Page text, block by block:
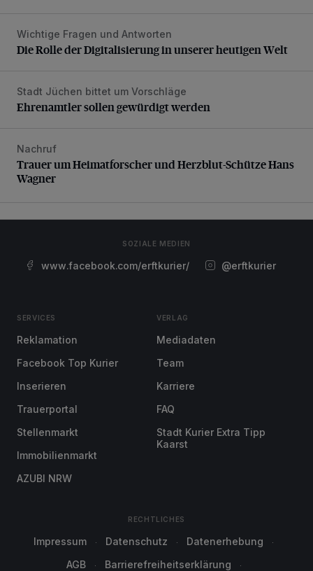
Die Rolle der Digitalisierung in unserer heutigen Welt
Wichtige Fragen und Antworten
Die Rolle der Digitalisierung in unserer heutigen Welt
Ehrenamtler sollen gewürdigt werden
Stadt Jüchen bittet um Vorschläge
Ehrenamtler sollen gewürdigt werden
Trauer um Heimatforscher und Herzblut-Schütze Hans
Nachruf
Trauer um Heimatforscher und Herzblut-Schütze Hans
Wagner
SOZIALE MEDIEN
www.facebook.com/erftkurier/ @erftkurier
SERVICES
Reklamation
Facebook Top Kurier
Inserieren
Trauerportal
Stellenmarkt
Immobilienmarkt
AZUBI NRW
VERLAG
Mediadaten
Team
Karriere
FAQ
Stadt Kurier Extra Tipp
Kaarst
RECHTLICHES
Impressum Datenschutz
Datenerhebung
AGB
Barrierefreiheitserklärung